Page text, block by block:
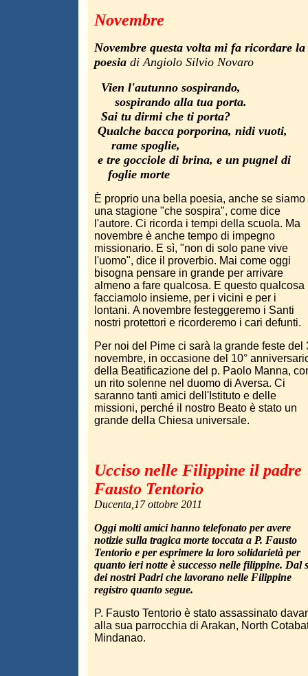
Novembre
Novembre questa volta mi fa ricordare la
poesia di Angiolo Silvio Novaro
Vien l'autunno sospirando,
sospirando alla tua porta.
Sai tu dirmi che ti porta?
Qualche bacca porporina, nidi vuoti,
rame spoglie,
e tre gocciole di brina, e un pugnel di
foglie morte
È proprio una bella poesia, anche se siamo
una stagione "che sospira", come dice
l'autore. Ci ricorda i tempi della scuola. Ma
novembre è anche tempo di impegno
missionario. E sì, "non di solo pane vive
l'uomo", dice il proverbio. Mai come oggi
bisogna pensare in grande per arrivare
almeno a fare qualcosa. E questo qualcosa
facciamolo insieme, per i vicini e per i
lontani. A novembre festeggeremo i Santi
nostri protettori e ricorderemo i cari defunti.
Per noi del Pime ci sarà la grande feste del
novembre, in occasione del 10°
della Beatificazione del p. Paolo Manna,
un rito solenne nel duomo di Aversa. Ci
saranno tanti amici dell'Istituto e delle
missioni, perché il nostro Beato è stato un
grande della Chiesa universale.
Ucciso nelle Filippine il padre
Fausto Tentorio
Ducenta,17 ottobre 2011
Oggi molti amici hanno telefonato per avere
notizie sulla tragica morte toccata a P. Fausto
Tentorio e per esprimere la loro solidarietà per
quanto ieri notte è successo nelle filippine. Dal
dei nostri Padri che lavorano nelle Filippine
registro quanto segue.
P. Fausto Tentorio è stato assassinato
alla sua parrocchia di Arakan, North
Mindanao.